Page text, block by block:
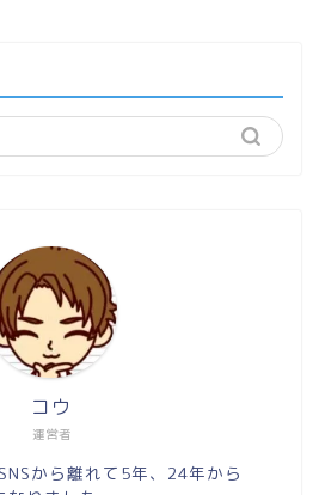
運営者
コウ
から離れて5年、24年から